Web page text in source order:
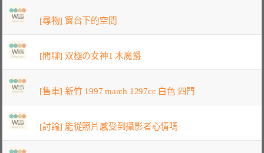
[尋物] 窗台下的空間
[閒聊] 双極の女神1 木魔爵
[售車] 新竹 1997 march 1297cc 白色 四門
[討論] 能從照片感受到攝影者心情嗎